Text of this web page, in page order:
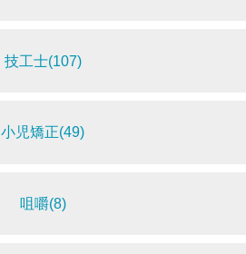
技工士(107)
小児矯正(49)
咀嚼(8)